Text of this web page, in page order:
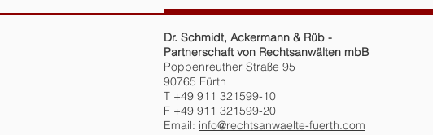
Dr. Schmidt, Ackermann & Rüb -
Partnerschaft von Rechtsanwälten mbB
Poppenreuther Straße 95
90765 Fürth
T +49 911 321599-10
F +49 911 321599-20
Email: info@rechtsanwaelte-fuerth.com